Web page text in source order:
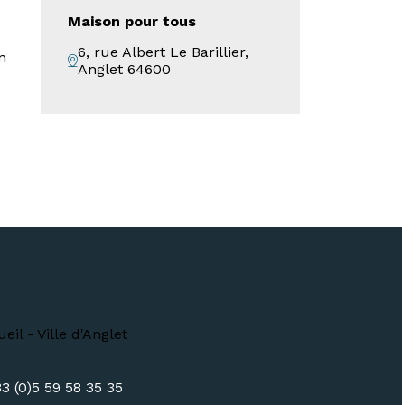
Maison pour tous
6, rue Albert Le Barillier,
Anglet 64600
(0)5 59 58 35 35